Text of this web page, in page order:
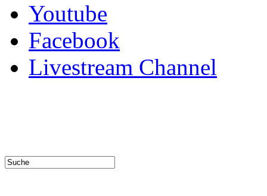
Youtube
Facebook
Livestream Channel